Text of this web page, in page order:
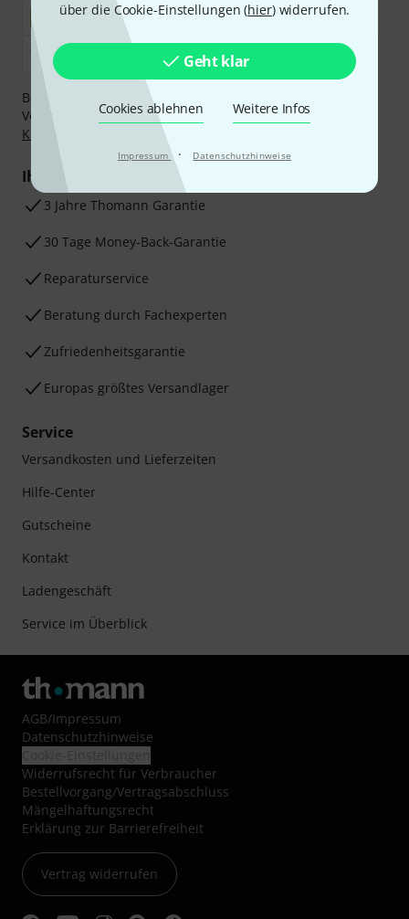
über die Cookie-Einstellungen (hier) widerrufen.
Geht klar
Cookies ablehnen Weitere Infos
Impressum · Datenschutzhinweise
Bezahlen Sie vertraulich und sicher per Nachnahme,
Vorkasse, PayPal, Amazon Pay,
Klarna Sofort bezahlen
Klarna Ratenzahlung
oder Kreditkarte.
Ihre Vorteile
3 Jahre Thomann Garantie
30 Tage Money-Back-Garantie
Reparaturservice
Beratung durch Fachexperten
Zufriedenheitsgarantie
Europas größtes Versandlager
Service
Versandkosten und Lieferzeiten
Hilfe-Center
Gutscheine
Kontakt
Ladengeschäft
Service im Überblick
AGB/Impressum
Datenschutzhinweise
Widerrufsrecht für Verbraucher
Bestellvorgang/Vertragsabschluss
Mängelhaftungsrecht
Erklärung zur Barrierefreiheit
Vertrag widerrufen